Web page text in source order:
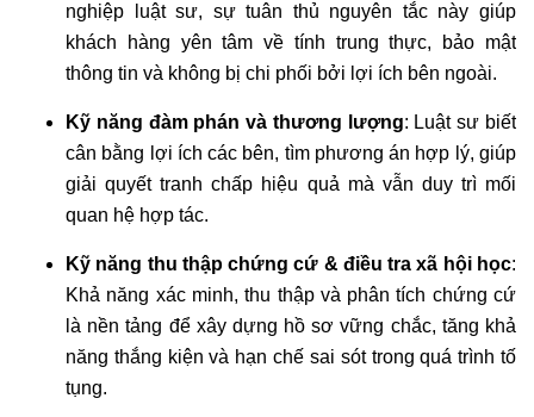
nghiệp luật sư, sự tuân thủ nguyên tắc này giúp
khách hàng yên tâm về tính trung thực, bảo mật
thông tin và không bị chi phối bởi lợi ích bên ngoài.
Kỹ năng đàm phán và thương lượng: Luật sư biết
cân bằng lợi ích các bên, tìm phương án hợp lý, giúp
giải quyết tranh chấp hiệu quả mà vẫn duy trì mối
quan hệ hợp tác.
Kỹ năng thu thập chứng cứ & điều tra xã hội học:
Khả năng xác minh, thu thập và phân tích chứng cứ
là nền tảng để xây dựng hồ sơ vững chắc, tăng khả
năng thắng kiện và hạn chế sai sót trong quá trình tố
tụng.